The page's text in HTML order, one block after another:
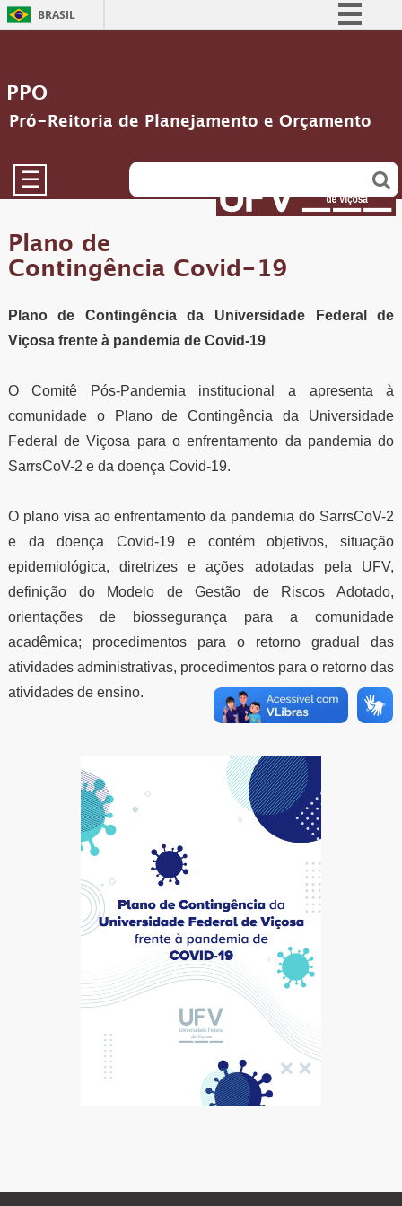
BRASIL
Acesso à informação
Legislação
PPO
Pró-Reitoria de Planejamento e Orçamento
☰
Plano de
Contingência Covid-19
Plano de Contingência da Universidade Federal de
Viçosa frente à pandemia de Covid-19
O Comitê Pós-Pandemia institucional a apresenta à
comunidade o Plano de Contingência da Universidade
Federal de Viçosa para o enfrentamento da pandemia do
SarrsCoV-2 e da doença Covid-19.
O plano visa ao enfrentamento da pandemia do SarrsCoV-2
e da doença Covid-19 e contém objetivos, situação
epidemiológica, diretrizes e ações adotadas pela UFV,
definição do Modelo de Gestão de Riscos Adotado,
orientações de biossegurança para a comunidade
acadêmica; procedimentos para o retorno gradual das
atividades administrativas, procedimentos para o retorno das
atividades de ensino.